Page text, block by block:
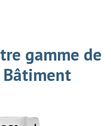
gamme de
Bâtiment